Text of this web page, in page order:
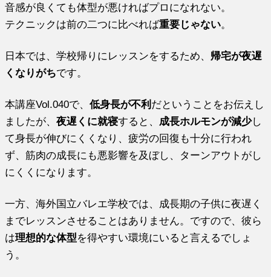
音感が良くても体型が悪ければプロになれない。
テクニックは前の二つに比べれば重要じゃない。
日本では、学校帰りにレッスンをするため、 帰宅が夜遅
くなりがちです。
本講座Vol.040で、低身長が不利 だということをお伝えし
ましたが、夜遅くに就寝すると、 成長ホルモンが減少し
て身長が伸びにくくなり、疲労の回復も十分に行われ
ず、筋肉の成長にも悪影響を及ぼし、ターンアウトがし
にくくになります。
一方、海外国立バレエ学校では、成長期の子供に夜遅く
までレッスンさせることはありません。ですので、彼ら
は理想的な体型を得やすい環境にいると言えるでしょ
う。